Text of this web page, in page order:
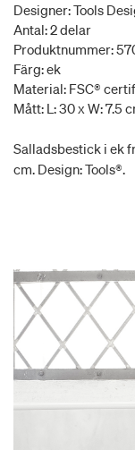
Designer: Tools
Antal: 2 delar
Produktnummer:
Färg: ek
Material: FSC®
Mått: L: 30 x W: 7.5
Salladsbestick i ek
cm. Design: Tools®.